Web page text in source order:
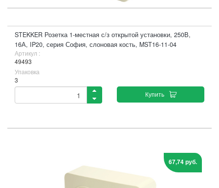
STEKKER Розетка 1-местная с/з открытой установки, 250В,
16А, IP20, серия София, слоновая кость, MST16-11-04
Артикул :
49493
Упаковка
3
Купить
67,74 руб.